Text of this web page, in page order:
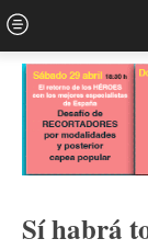
Sí habrá